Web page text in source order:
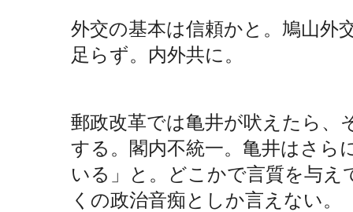
外交の基本は信頼かと。鳩山外
足らず。内外共に。
郵政改革では亀井が吠えたら、
する。閣内不統一。亀井はさら
いる」と。どこかで言質を与
くの政治音痴としか言えない。